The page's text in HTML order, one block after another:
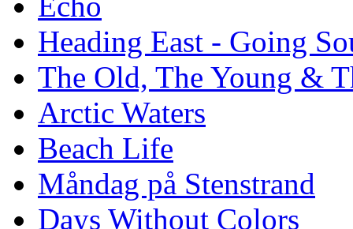
Heading East - Going
The Old, The Young &
Arctic Waters
Beach Life
Måndag på Stenstrand
Days Without Colors